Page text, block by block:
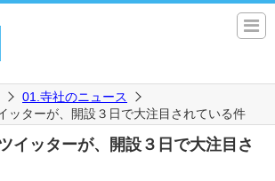
01.寺社のニュース
ッターが、開設３日で大注目されている件
イッターが、開設３日で大注目さ